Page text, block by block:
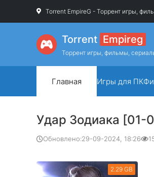
Torrent EmpireG - Торрент игры,
Torrent Empireg
Торрент игры, фильмы,
Главная Игры для ПК
Удар Зодиака [01-
Обновлено:29-09-2024, 18:26
2.29 GB